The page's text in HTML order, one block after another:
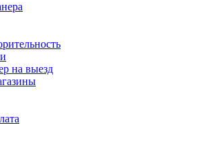
на выезд